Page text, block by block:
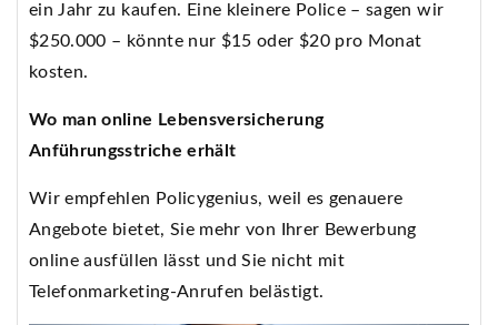
ein Jahr zu kaufen. Eine kleinere Police – sagen wir
$250.000 – könnte nur $15 oder $20 pro Monat
kosten.
Wo man online Lebensversicherung
Anführungsstriche erhält
Wir empfehlen Policygenius, weil es genauere
Angebote bietet, Sie mehr von Ihrer Bewerbung
online ausfüllen lässt und Sie nicht mit
Telefonmarketing-Anrufen belästigt.